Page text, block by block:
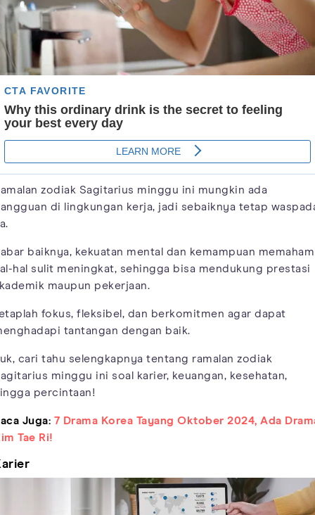
zodiak Sagitarius minggu ini mungkin ada
di lingkungan kerja, jadi sebaiknya tetap
baiknya, kekuatan mental dan kemampuan
hal sulit meningkat, sehingga bisa mendukung prestasi
maupun pekerjaan.
fokus, fleksibel, dan berkomitmen agar dapat
tantangan dengan baik.
cari tahu selengkapnya tentang ramalan zodiak
minggu ini soal karier, keuangan, kesehatan,
percintaan!
Juga: 7 Drama Korea Tayang Oktober 2024, Ada
Tae Ri!